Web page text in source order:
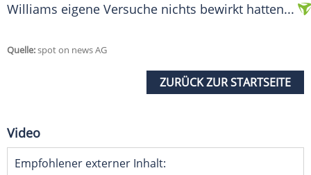
Williams eigene Versuche nichts bewirkt hatten...
Quelle:spot on news AG
ZURÜCK ZUR STARTSEITE
Video
Empfohlener externer Inhalt: